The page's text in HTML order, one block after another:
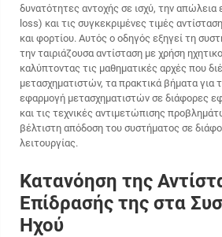
δυνατότητες αντοχής σε ισχύ, την
loss) και τις συγκεκριμένες τιμές
και φορτίου. Αυτός ο οδηγός εξηγεί τη
την ταιριάζουσα αντίσταση με χρήση
καλύπτοντας τις μαθηματικές αρχές που
μετασχηματιστών, τα πρακτικά βήματα για
εφαρμογή μετασχηματιστών σε διάφορες
και τις τεχνικές αντιμετώπισης
βέλτιστη απόδοση του συστήματος σε
λειτουργίας.
Κατανόηση της
Επίδρασής της στα
Ηχού